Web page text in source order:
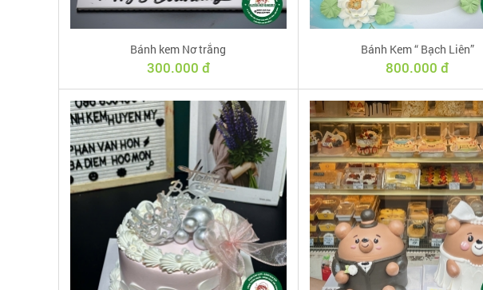
Bánh kem Nơ trắng
300.000 đ
Bánh Kem “ Bạch Liên”
800.000 đ